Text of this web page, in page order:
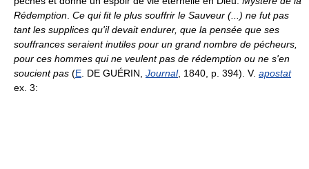
Rédemption Ce qui fit le plus souffrir le Sauveur (...) ne fut pas
tant les supplices qu'il devait endurer, que la pensée que ses
souffrances seraient inutiles pour un grand nombre de pécheurs,
pour ces hommes qui ne veulent pas de rédemption ou ne s'en
soucient pas (E . DE GUÉRIN, Journal, 1840, p. 394). V. apostat
ex. 3: